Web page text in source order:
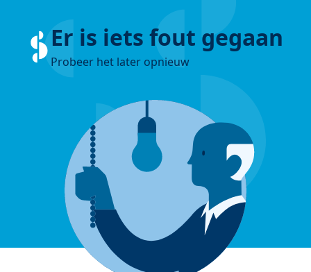
Er is iets fout gegaan
Probeer het later opnieuw